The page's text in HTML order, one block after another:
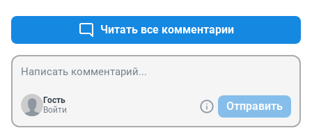
Читать все комментарии
Гость
Войти
Отправить